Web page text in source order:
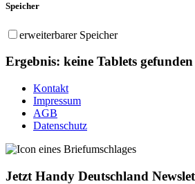
Speicher
erweiterbarer Speicher
Ergebnis: keine Tablets gefunden
Kontakt
Impressum
AGB
Datenschutz
Jetzt Handy Deutschland